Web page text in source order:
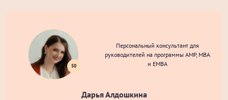
50
Персональный консультант для
руководителей на программы AMP, MBA
и EMBA
Дарья Алдошкина